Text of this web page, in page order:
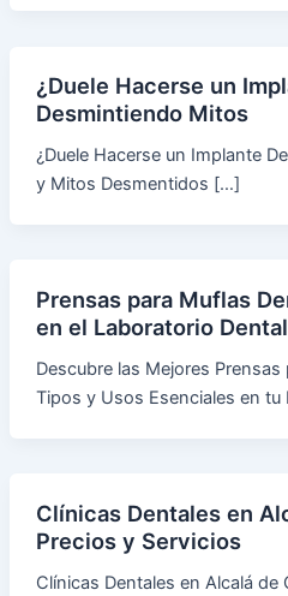
¿Duele Hacerse un
Desmintiendo Mitos
¿Duele Hacerse un Implante
y Mitos Desmentidos […]
Prensas para Muflas
en el Laboratorio Dental
Descubre las Mejores
Tipos y Usos Esenciales en
Clínicas Dentales en
Precios y Servicios
Clínicas Dentales en Alcalá de